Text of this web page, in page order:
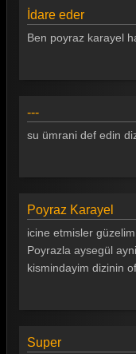
İdare eder
Ben poyraz karayel
---
su ümrani def edin
Poyraz Karayel
icine etmisler
Poyrazla aysegül
kismindayim dizinin
Super